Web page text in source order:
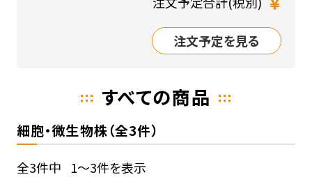
注文予定を見る
すべての商品
細胞・微生物株（全3件）
全3件中 1～3件を表示